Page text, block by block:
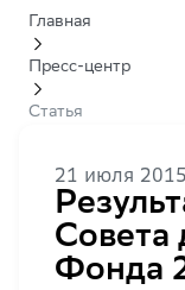
Главная
Пресс-центр
Статья
21 июля 2015
Совета
Фонда